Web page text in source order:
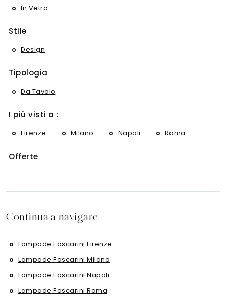
In Vetro
Stile
Design
Tipologia
Da Tavolo
I più visti a :
Firenze Milano Napoli Roma
Offerte
Continua a navigare
Lampade Foscarini Firenze
Lampade Foscarini Milano
Lampade Foscarini Napoli
Lampade Foscarini Roma